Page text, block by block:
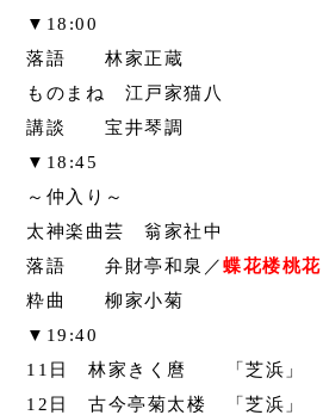
▼18:00
落語 林家正蔵
ものまね 江戸家猫八
講談 宝井琴調
▼18:45
～仲入り～
太神楽曲芸 翁家社中
落語 弁財亭和泉／蝶花楼桃花
粋曲 柳家小菊
▼19:40
11日 林家きく麿 「芝浜」
12日 古今亭菊太楼 「芝浜」